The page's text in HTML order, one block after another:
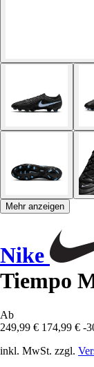
Mehr anzeigen
Nike
Tiempo
Ab
249,99 € 174,99 € -
inkl. MwSt. zzgl.